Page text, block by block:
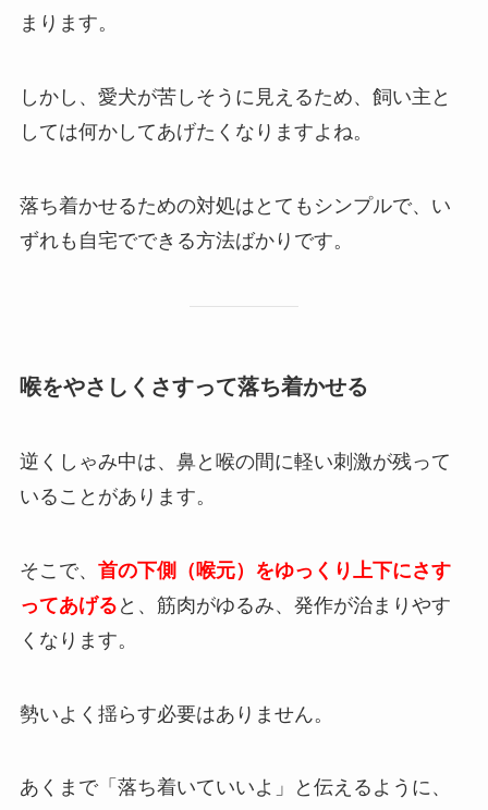
まります。
しかし、愛犬が苦しそうに見えるため、飼い主と
しては何かしてあげたくなりますよね。
落ち着かせるための対処はとてもシンプルで、い
ずれも自宅でできる方法ばかりです。
喉をやさしくさすって落ち着かせる
逆くしゃみ中は、鼻と喉の間に軽い刺激が残って
いることがあります。
そこで、 首の下側（喉元）をゆっくり上下にさす
ってあげる と、筋肉がゆるみ、発作が治まりやす
くなります。
勢いよく揺らす必要はありません。
あくまで「落ち着いていいよ」と伝えるように、